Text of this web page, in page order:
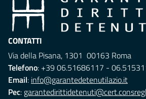
CONTATTI
Via della Pisana, 1301 00163 Roma
Telefono: +39 06.51686117 -
Email: info@garantedetenutilazio.it
Pec: